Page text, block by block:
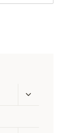
Skift